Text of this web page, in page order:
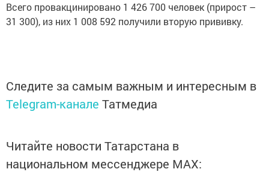
Всего провакцинировано 1 426 700 человек (прирост –
31 300), из них 1 008 592 получили вторую прививку.
Следите за самым важным и интересным в
Telegram-канале Татмедиа
Читайте новости Татарстана в
национальном мессенджере MАХ: